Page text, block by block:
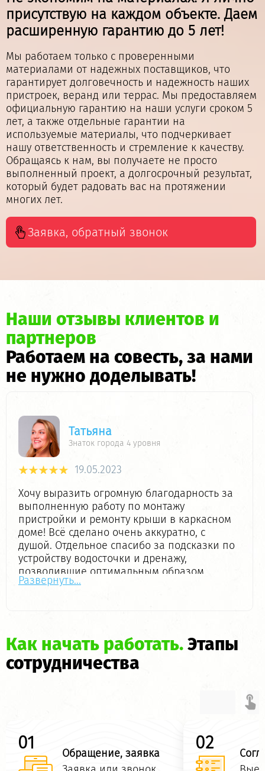
мы готовы предложить конкурентоспособные
цены, сохраняя при этом индивидуальный подход
и высокое качество.
Мы понимаем, что каждый проект уникален,
поэтому к каждому клиенту подходим с особым
вниманием. Я лично контролирую все этапы
работ, чтобы убедиться, что все ваши пожелания
и требования максимально учтены. Наша
гибкость позволяет нам эффективно реагировать
на ваши потребности и предложить наилучшие
решения для достижения отличного результата.
присутствую на каждом объекте. Даем
расширенную гарантию до 5 лет!
Мы работаем только с проверенными
материалами от надежных поставщиков, что
гарантирует долговечность и надежность наших
пристроек, веранд или террас. Мы предоставляем
официальную гарантию на наши услуги сроком 5
лет, а также отдельные гарантии на
используемые материалы, что подчеркивает
нашу ответственность и стремление к качеству.
Обращаясь к нам, вы получаете не просто
выполненный проект, а долгосрочный результат,
который будет радовать вас на протяжении
многих лет.
Заявка, обратный звонок
Наши отзывы клиентов и
партнеров
Работаем на совесть, за нами
не нужно доделывать!
Татьяна
Знаток города 4 уровня
19.05.2023
Хочу выразить огромную благодарность за
выполненную работу по монтажу
пристройки и ремонту крыши в каркасном
доме! Всё сделано очень аккуратно, с
душой. Отдельное спасибо за подсказки по
устройству водосточки и дренажу,
позволившие оптимальным образом
уводить воду от дома. Подкупило
общем, результат работы превзошел все
самые смелые ожидания! Очень всем
рекомендую бригаду.
Развернуть...
Как начать работать.Этапы
сотрудничества
01
Обращение, заявка
02